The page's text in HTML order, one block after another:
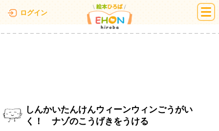
ログイン 絵本ひろば
しんかいたんけんウィーンウィンごうがい
く！ ナゾのこうげきをうける